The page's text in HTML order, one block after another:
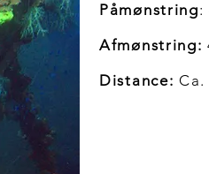
Påmønstring:
Afmønstring:
Distance: Ca.